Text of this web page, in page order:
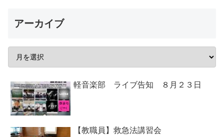
アーカイブ
軽音楽部 ライブ告知 ８月２３日
【教職員】救急法講習会